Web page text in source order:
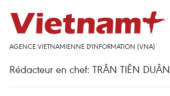
AGENCE VIETNAMIENNE D'INFORMATION (VNA)
Rédacteur en chef: TRÂN TIÊN DUÂN